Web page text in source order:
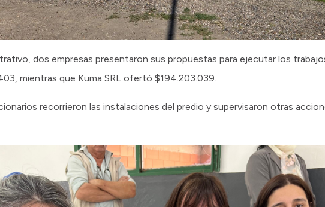
dos empresas presentaron sus propuestas para ejecutar los
mientras que Kuma SRL ofertó $194.203.039.
recorrieron las instalaciones del predio y supervisaron otras